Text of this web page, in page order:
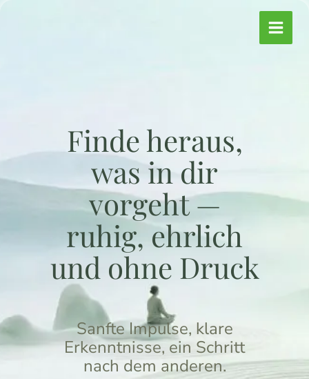
Finde heraus,
was in dir
vorgeht —
ruhig, ehrlich
und ohne Druck
Sanfte Impulse, klare
Erkenntnisse, ein Schritt
nach dem anderen.